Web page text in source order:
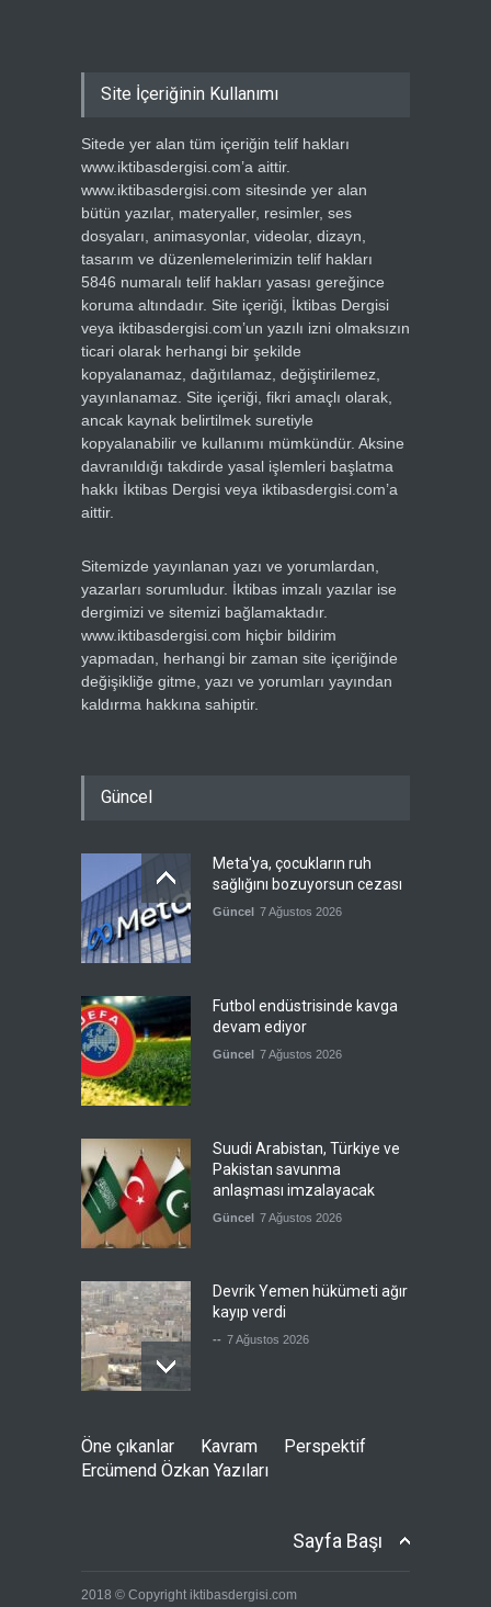
Site İçeriğinin Kullanımı
Sitede yer alan tüm içeriğin telif hakları
www.iktibasdergisi.com’a aittir.
www.iktibasdergisi.com sitesinde yer alan
bütün yazılar, materyaller, resimler, ses
dosyaları, animasyonlar, videolar, dizayn,
tasarım ve düzenlemelerimizin telif hakları
5846 numaralı telif hakları yasası gereğince
koruma altındadır. Site içeriği, İktibas Dergisi
veya iktibasdergisi.com’un yazılı izni olmaksızın
ticari olarak herhangi bir şekilde
kopyalanamaz, dağıtılamaz, değiştirilemez,
yayınlanamaz. Site içeriği, fikri amaçlı olarak,
ancak kaynak belirtilmek suretiyle
kopyalanabilir ve kullanımı mümkündür. Aksine
davranıldığı takdirde yasal işlemleri başlatma
hakkı İktibas Dergisi veya iktibasdergisi.com’a
aittir.
Sitemizde yayınlanan yazı ve yorumlardan,
yazarları sorumludur. İktibas imzalı yazılar ise
dergimizi ve sitemizi bağlamaktadır.
www.iktibasdergisi.com hiçbir bildirim
yapmadan, herhangi bir zaman site içeriğinde
değişikliğe gitme, yazı ve yorumları yayından
kaldırma hakkına sahiptir.
Güncel
Meta'ya, çocukların ruh
sağlığını bozuyorsun cezası
Güncel 7 Ağustos 2026
Futbol endüstrisinde kavga
devam ediyor
Güncel 7 Ağustos 2026
Suudi Arabistan, Türkiye ve
Pakistan savunma
anlaşması imzalayacak
Güncel 7 Ağustos 2026
Devrik Yemen hükümeti ağır
kayıp verdi
-- 7 Ağustos 2026
İsrail'in tehdidi sonrası ABD,
yakıt ikmal uçaklarını geri
çekmeye başladı
çalışmaya devam edeceğiz
Öne çıkanlar Kavram
Perspektif
Ercümend Özkan Yazıları
Sayfa Başı
2018 © Copyright iktibasdergisi.com